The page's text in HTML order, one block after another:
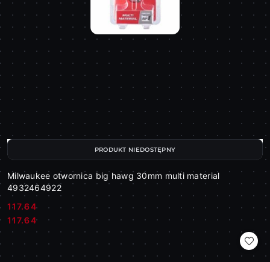
Milwaukee otwornica big hawg 30mm multi material
4932464922
Cena:
117.64
Cena:
117.64
PRODUKT NIEDOSTĘPNY